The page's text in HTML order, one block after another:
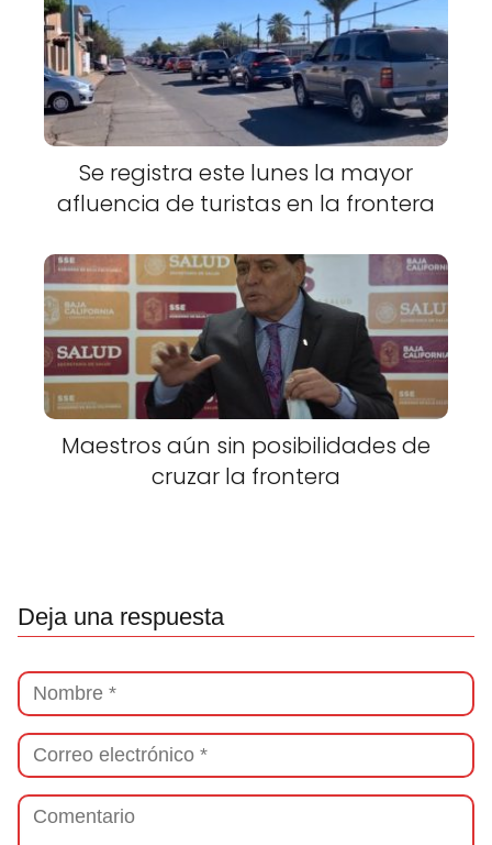
Se registra este lunes la mayor
afluencia de turistas en la frontera
Maestros aún sin posibilidades de
cruzar la frontera
Deja una respuesta